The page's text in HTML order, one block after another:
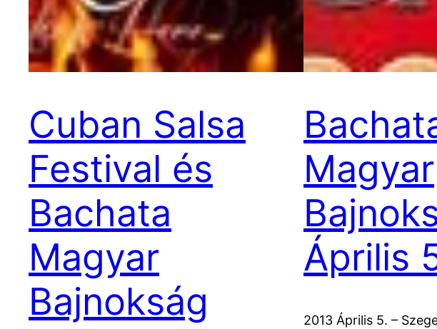
Cuban Salsa
Festival és
Bachata
Magyar
Bajnokság
Magyar
Április
2013 Április 5. –